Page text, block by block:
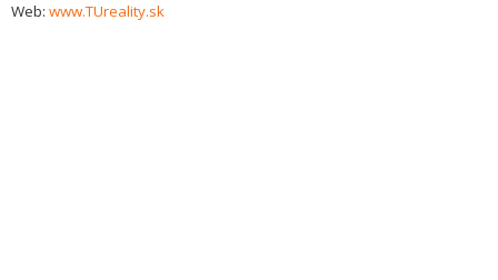
Web: www.TUreality.sk